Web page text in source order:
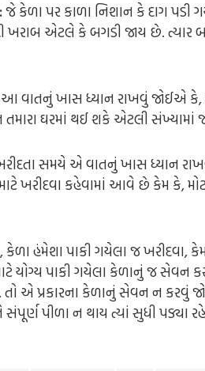
જે કેળા પર કાળા નિશાન કે દાગ
ખરાબ એટલે કે બગડી જાય છે. ત્યાર
આ વાતનું ખાસ ધ્યાન રાખવું જોઈએ
ઘરમાં થઈ શકે એટલી સંખ્યામાં
સમયે એ વાતનું ખાસ ધ્યાન
ખરીદવા કહેવામાં આવે છે કેમ કે,
હંમેશા પાકી ગયેલા જ
યોગ્ય પાકી ગયેલા કેળાનું જ સેવન
તો એ પ્રકારના કેળાનું સેવન ન કરવું
પીળા ન થાય ત્યાં સુધી પડ્યા